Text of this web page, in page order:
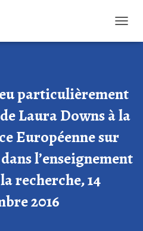
particulièrement
Laura Downs à la
Européenne sur
l’enseignement
recherche, 14
2016